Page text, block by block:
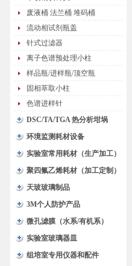
废液桶 法兰桶 堆码桶
流动相试剂瓶盖
针式过滤器
离子色谱预处理小柱
样品瓶/进样瓶/顶空瓶
固相萃取小柱
色谱进样针
DSC/TA/TGA 热分析坩埚
环境监测耗材设备
实验室常用耗材（生产加工）
聚四氟乙烯耗材（加工定制）
天玻玻璃制品
3M个人防护产品
微孔滤膜（水系/有机系）
实验室玻璃器皿
组培室专用仪器和配件